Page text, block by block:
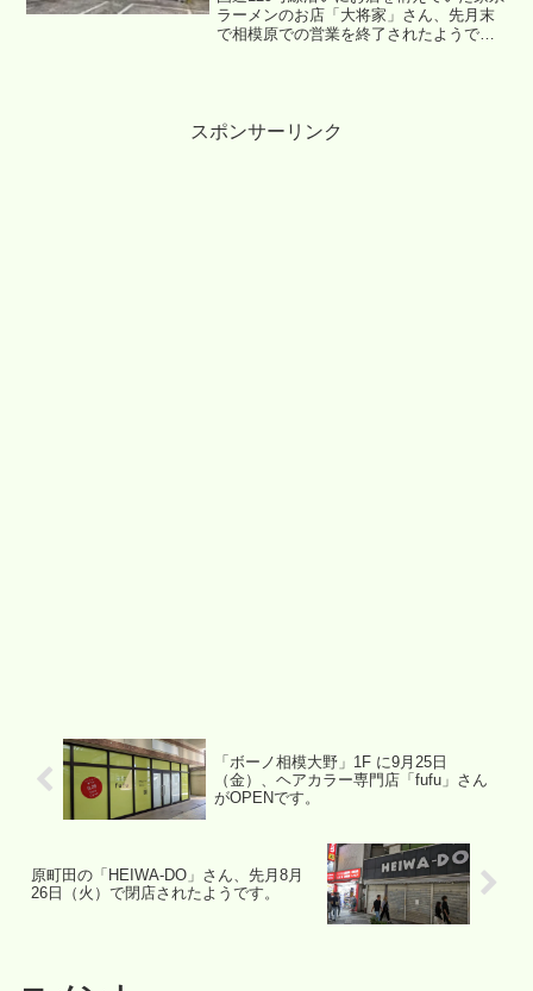
ラーメンのお店「大将家」さん、先月末
で相模原での営業を終了されたようで
スポンサーリンク
「ボーノ相模大野」1F に9月25日
（金）、ヘアカラー専門店「fufu」さん
がOPENです。
原町田の「HEIWA-DO」さん、先月8月
26日（火）で閉店されたようです。